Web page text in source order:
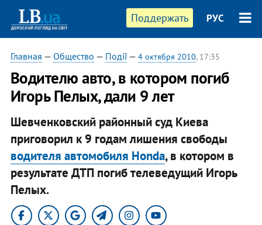
Поддержать РУС
Главная — Общество — Події— 4 октября 2010, 17:35
Водителю авто, в котором погиб
Игорь Пелых, дали 9 лет
Шевченковский районный суд Киева
приговорил к 9 годам лишения свободы
водителя автомобиля Honda, в котором в
результате ДТП погиб телеведущий Игорь
Пелых.